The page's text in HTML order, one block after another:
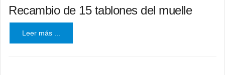
Recambio de 15 tablones del muelle
Leer más ...